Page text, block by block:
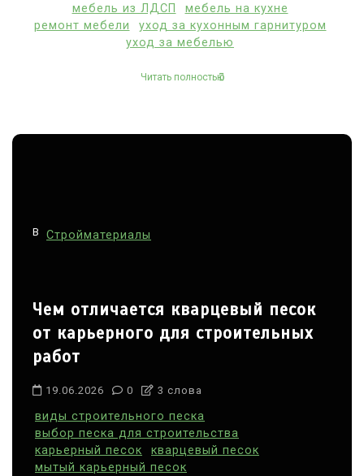
мебель из ЛДСП
мебель на кухне
ремонт мебели
уход за кухонным гарнитуром
уход за мебелью
Читать полностью
В Стройматериалы
Чем отличается кварцевый песок
от карьерного для строительных
работ
19.06.2026 0 3 слова
виды строительного песка
выбор песка для строительства
карьерный песок
кварцевый песок
мытый карьерный песок